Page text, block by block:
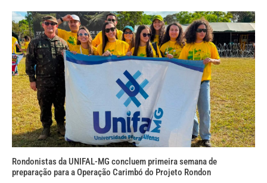
Rondonistas da UNIFAL-MG concluem primeira semana de
preparação para a Operação Carimbó do Projeto Rondon